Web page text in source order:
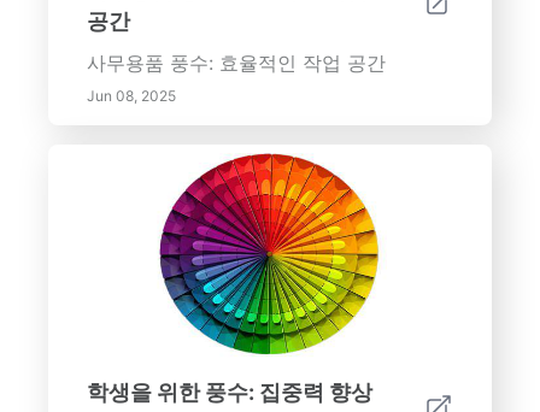
공간
사무용품 풍수: 효율적인 작업 공간
Jun 08, 2025
학생을 위한 풍수: 집중력 향상